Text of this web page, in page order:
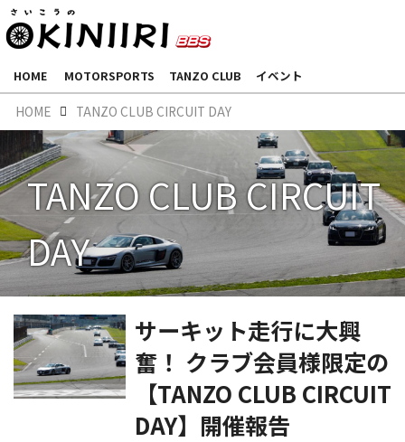
HOME MOTORSPORTS TANZO CLUB イベント
HOME TANZO CLUB CIRCUIT DAY
TANZO CLUB CIRCUIT
DAY
サーキット走行に大興
奮！ クラブ会員様限定の
【TANZO CLUB CIRCUIT
DAY】開催報告